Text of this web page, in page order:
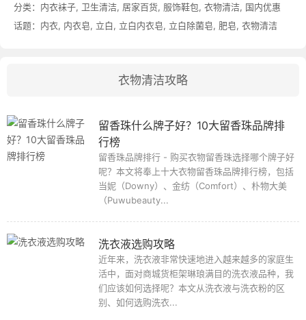
分类： 内衣袜子, 卫生清洁, 居家百货, 服饰鞋包, 衣物清洁, 国内优惠
话题： 内衣, 内衣皂, 立白, 立白内衣皂, 立白除菌皂, 肥皂, 衣物清洁
衣物清洁攻略
留香珠什么牌子好？10大留香珠品牌排
行榜
留香珠品牌排行 - 购买衣物留香珠选择哪个牌子好
呢？本文将奉上十大衣物留香珠品牌排行榜，包括
当妮（Downy）、金纺（Comfort）、朴物大美
（Puwubeauty...
洗衣液选购攻略
近年来，洗衣液非常快速地进入越来越多的家庭生
活中，面对商城货柜架琳琅满目的洗衣液品种，我
们应该如何选择呢？本文从洗衣液与洗衣粉的区
别、如何选购洗衣...